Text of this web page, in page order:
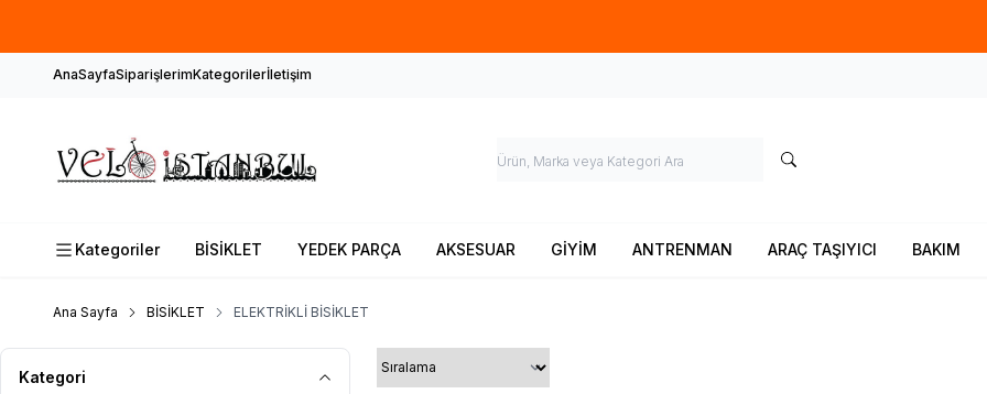
AnaSayfaSiparişlerimKategorilerİletişim
Kategoriler BİSİKLET YEDEK PARÇA AKSESUAR GİYİM ANTRENMAN ARAÇ TAŞIYICI BAKIM
Ana Sayfa BİSİKLET ELEKTRİKLİ BİSİKLET
Kategori